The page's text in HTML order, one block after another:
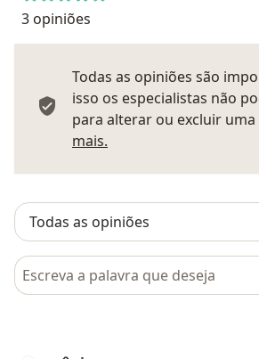
3 opiniões
Todas as opiniões são
isso os especialistas não
para alterar ou excluir
mais.
Pesquisar em opiniões